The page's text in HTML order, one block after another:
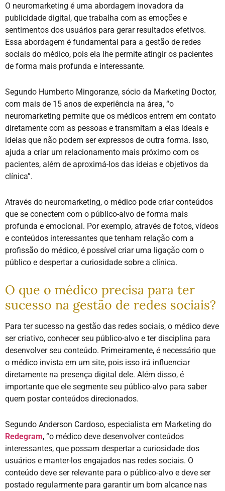
O neuromarketing é uma abordagem inovadora da
publicidade digital, que trabalha com as emoções e
sentimentos dos usuários para gerar resultados efetivos.
Essa abordagem é fundamental para a gestão de redes
sociais do médico, pois ela lhe permite atingir os pacientes
de forma mais profunda e interessante.
Segundo Humberto Mingoranze, sócio da Marketing Doctor,
com mais de 15 anos de experiência na área, “o
neuromarketing permite que os médicos entrem em contato
diretamente com as pessoas e transmitam a elas ideais e
ideias que não podem ser expressos de outra forma. Isso,
ajuda a criar um relacionamento mais próximo com os
pacientes, além de aproximá-los das ideias e objetivos da
clínica”.
Através do neuromarketing, o médico pode criar conteúdos
que se conectem com o público-alvo de forma mais
profunda e emocional. Por exemplo, através de fotos, vídeos
e conteúdos interessantes que tenham relação com a
profissão do médico, é possível criar uma ligação com o
público e despertar a curiosidade sobre a clínica.
O que o médico precisa para ter
sucesso na gestão de redes sociais?
Para ter sucesso na gestão das redes sociais, o médico deve
ser criativo, conhecer seu público-alvo e ter disciplina para
desenvolver seu conteúdo. Primeiramente, é necessário que
o médico invista em um site, pois isso irá influenciar
diretamente na presença digital dele. Além disso, é
importante que ele segmente seu público-alvo para saber
quem postar conteúdos direcionados.
Segundo Anderson Cardoso, especialista em Marketing do
Redegram, “o médico deve desenvolver conteúdos
interessantes, que possam despertar a curiosidade dos
usuários e manter-los engajados nas redes sociais. O
conteúdo deve ser relevante para o público-alvo e deve ser
postado regularmente para garantir um bom alcance nas